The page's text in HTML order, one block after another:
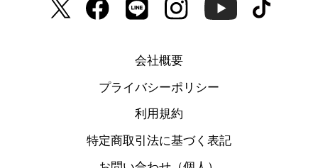
会社概要
プライバシーポリシー
利用規約
特定商取引法に基づく表記